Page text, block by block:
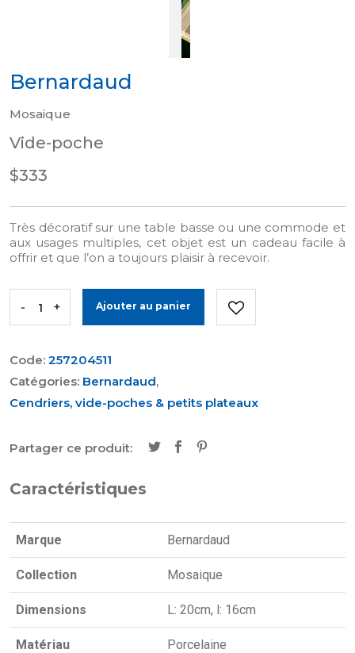
Bernardaud
Mosaique
Vide-poche
$333
Très décoratif sur une table basse ou une commode et
aux usages multiples, cet objet est un cadeau facile à
offrir et que l’on a toujours plaisir à recevoir.
- + Ajouter au panier
Code: 257204511
Catégories: Bernardaud,
Cendriers, vide-poches & petits plateaux
Partager ce produit:
Caractéristiques
Marque Bernardaud
Collection Mosaique
Dimensions L: 20cm, l: 16cm
Matériau Porcelaine